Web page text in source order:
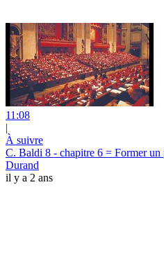
11:08
|
À suivre
C. Baldi 8 - chapitre 6 = Former un
Durand
il y a 2 ans